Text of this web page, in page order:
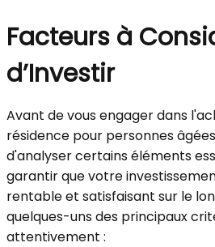
Facteurs à
d’Investir
Avant de vous engager dans
résidence pour personnes
d'analyser certains éléments
garantir que votre
rentable et satisfaisant sur le
quelques-uns des principaux
attentivement :